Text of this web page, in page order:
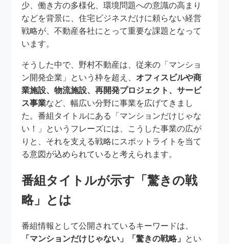
少、働き方の多様化、環境問題への意識の高まり
などを背景に、住宅ビジネスだけに頼らない経営
戦略が、不動産各社にとって重要な課題となって
います。
そうした中で、野村不動産は、従来の「マンショ
ン開発企業」という枠を超え、 オフィスビルや商
業施設、物流施設、再開発プロジェクト、サービ
ス事業など、幅広い分野に事業を広げてきまし
た。番組タイトルにある「マンションだけじゃな
い！」というフレーズには、こうした事業の広が
りと、それを支える戦略にスポットライトを当て
る意図が込められていると考えられます。
番組タイトルが示す「驚きの戦
略」とは
番組情報として公開されているキーワードは、
「マンションだけじゃない」「驚きの戦略」 とい